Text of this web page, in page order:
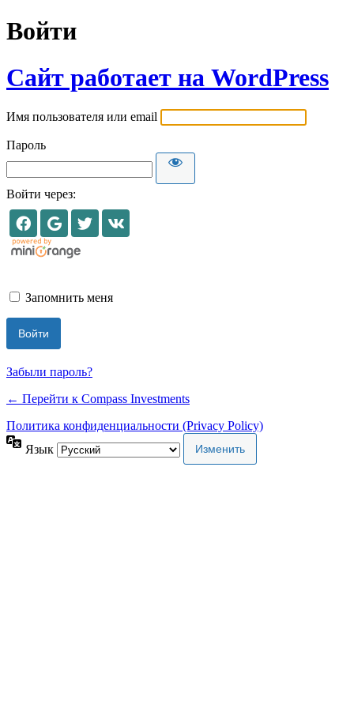
Войти
Сайт работает на WordPress
Имя пользователя или email
Пароль
Войти через:
Запомнить меня
Забыли пароль?
← Перейти к Compass Investments
Политика конфиденциальности (Privacy Policy)
Язык